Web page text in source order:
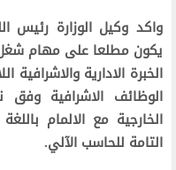
واكد وكيل الوزارة رئيس
يكون مطلعا على مهام
الخبرة الادارية
الوظائف الاشرافية وفق
الخارجية مع الالمام
التامة للحاسب الآلي.